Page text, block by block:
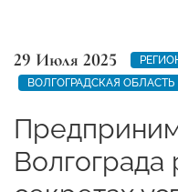
29 Июля 2025
ВОЛГОГРАДСКАЯ ОБЛАСТЬ
Волгограда